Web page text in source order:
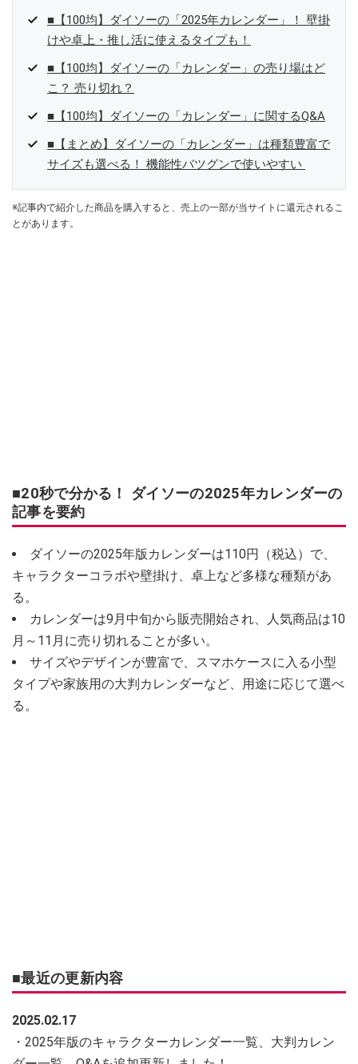
■【100均】ダイソーの「2025年カレンダー」！ 壁掛
けや卓上・推し活に使えるタイプも！
■【100均】ダイソーの「カレンダー」の売り場はど
こ？ 売り切れ？
■【100均】ダイソーの「カレンダー」に関するQ&A
■【まとめ】ダイソーの「カレンダー」は種類豊富で
サイズも選べる！ 機能性バツグンで使いやすい
※記事内で紹介した商品を購入すると、売上の一部が当サイトに還元されるこ
とがあります。
■20秒で分かる！ ダイソーの2025年カレンダーの
記事を要約
ダイソーの2025年版カレンダーは110円（税込）で、
キャラクターコラボや壁掛け、卓上など多様な種類があ
る。
カレンダーは9月中旬から販売開始され、人気商品は10
月～11月に売り切れることが多い。
サイズやデザインが豊富で、スマホケースに入る小型
タイプや家族用の大判カレンダーなど、用途に応じて選べ
る。
■最近の更新内容
2025.02.17
・2025年版のキャラクターカレンダー一覧、大判カレン